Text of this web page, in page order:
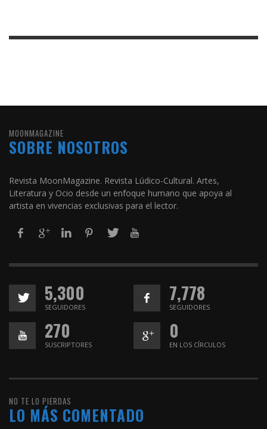
MOONMAGAZINE
SOBRE NOSOTROS
Revista MoonMagazine. Revista Lúdico-Cultural. Artes,
Literatura y Ocio desde un enfoque humano que apoya al
artista en vivencias exclusivas para el lector.
5,300
SEGUIDORES
7,778
SEGUIDORES
270
SUSCRIPTORES
0
EN LOS CÍRCULOS
NO TE LO PIERDAS
LO MÁS COMENTADO